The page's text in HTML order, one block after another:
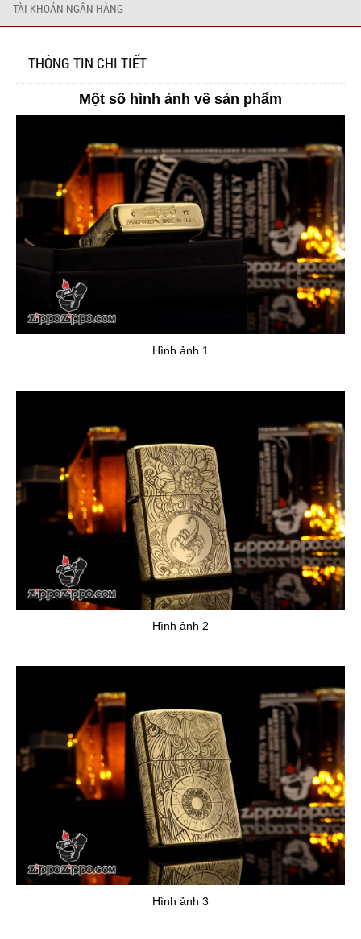
TÀI KHOẢN NGÂN HÀNG
THÔNG TIN CHI TIẾT
Một số hình ảnh về sản phẩm
Hình ảnh 1
Hình ảnh 2
Hình ảnh 3